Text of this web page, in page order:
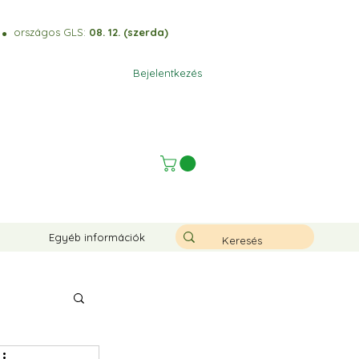
⚫️ országos GLS: 08. 12. (szerda)
Bejelentkezés
Egyéb információk